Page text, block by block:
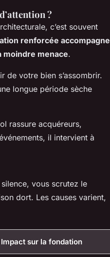
?
c’est souvent
renforcée accompagne
moindre menace.
de votre bien s’assombrir.
longue période sèche
rassure acquéreurs,
il intervient à
silence, vous scrutez le
dort. Les causes varient,
Impact sur la fondation